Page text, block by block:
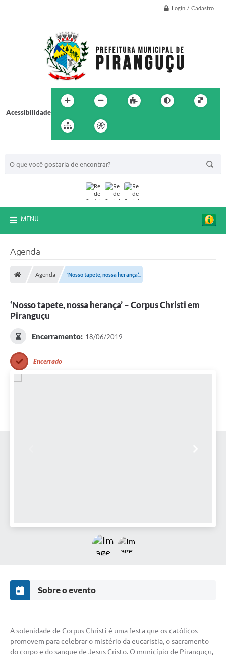
Login / Cadastro
Acessibilidade
MENU
Agenda
Agenda ‘Nosso tapete, nossa herança’...
‘Nosso tapete, nossa herança’ – Corpus Christi em
Piranguçu
Encerramento: 18/06/2019
Encerrado
Sobre o evento
A solenidade de Corpus Christi é uma festa que os católicos
promovem para celebrar o mistério da eucaristia, o sacramento
do corpo e do sangue de Jesus Cristo. O município de Piranguçu,